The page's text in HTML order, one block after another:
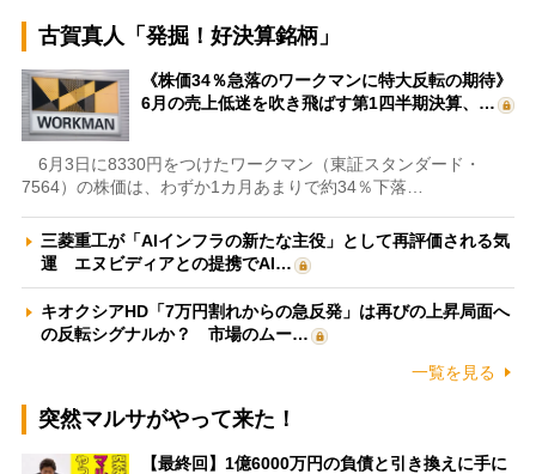
古賀真人「発掘！好決算銘柄」
《株価34％急落のワークマンに特大反転の期待》
6月の売上低迷を吹き飛ばす第1四半期決算、…
6月3日に8330円をつけたワークマン（東証スタンダード・
7564）の株価は、わずか1カ月あまりで約34％下落…
三菱重工が「AIインフラの新たな主役」として再評価される気
運 エヌビディアとの提携でAI…
キオクシアHD「7万円割れからの急反発」は再びの上昇局面へ
の反転シグナルか？ 市場のムー…
一覧を見る
突然マルサがやって来た！
【最終回】1億6000万円の負債と引き換えに手に